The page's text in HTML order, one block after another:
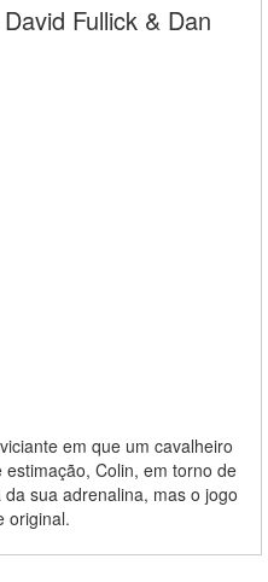
Fullick & Dan
em que um cavalheiro
Colin, em torno de
sua adrenalina, mas o jogo
original.